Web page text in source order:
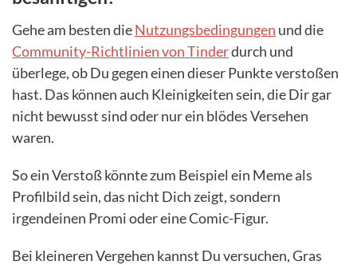
Gehe am besten dieNutzungsbedingungen und die
Community-Richtlinien von Tinderdurch und
überlege, ob Du gegen einen dieser Punkte verstoßen
hast. Das können auch Kleinigkeiten sein, die Dir gar
nicht bewusst sind oder nur ein blödes Versehen
waren.
So ein Verstoß könnte zum Beispiel ein Meme als
Profilbild sein, das nicht Dich zeigt, sondern
irgendeinen Promi oder eine Comic-Figur.
Bei kleineren Vergehen kannst Du versuchen, Gras